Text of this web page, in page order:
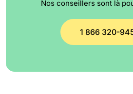
Nos conseillers sont là
1 866 320-